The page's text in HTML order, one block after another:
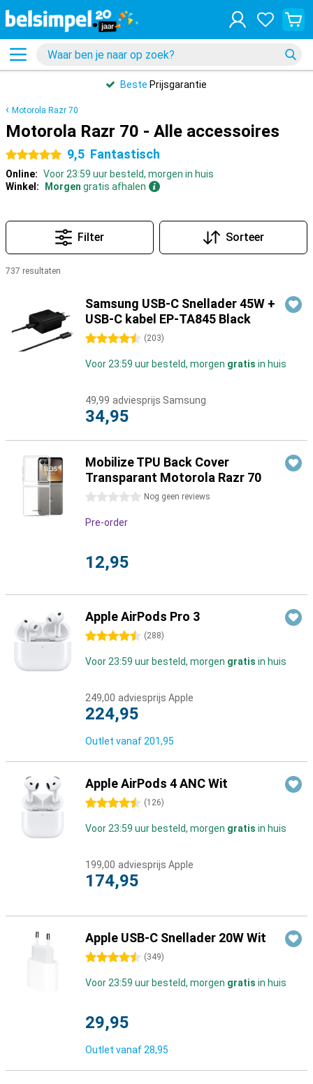
Beste Prijsgarantie
Motorola Razr 70
Motorola Razr 70 - Alle accessoires
5 sterren 9,5 Fantastisch
Online: Voor 23:59 uur besteld, morgen in huis
Winkel:
Morgen gratis afhalen
Filter Sorteer
737 resultaten
Samsung USB-C Snellader 45W +
USB-C kabel EP-TA845 Black
4.5 sterren (203)
Voor 23:59 uur besteld, morgen gratis in huis
49,99 adviesprijs Samsung
34,95
Mobilize TPU Back Cover
Transparant Motorola Razr 70
0 sterren Nog geen reviews
Pre-order
12,95
Apple AirPods Pro 3
4.5 sterren (288)
Voor 23:59 uur besteld, morgen gratis in huis
249,00 adviesprijs Apple
224,95
Outlet vanaf 201,95
Apple AirPods 4 ANC Wit
4.5 sterren (126)
Voor 23:59 uur besteld, morgen gratis in huis
199,00 adviesprijs Apple
174,95
Apple USB-C Snellader 20W Wit
4.5 sterren (349)
Voor 23:59 uur besteld, morgen gratis in huis
29,95
Outlet vanaf 28,95